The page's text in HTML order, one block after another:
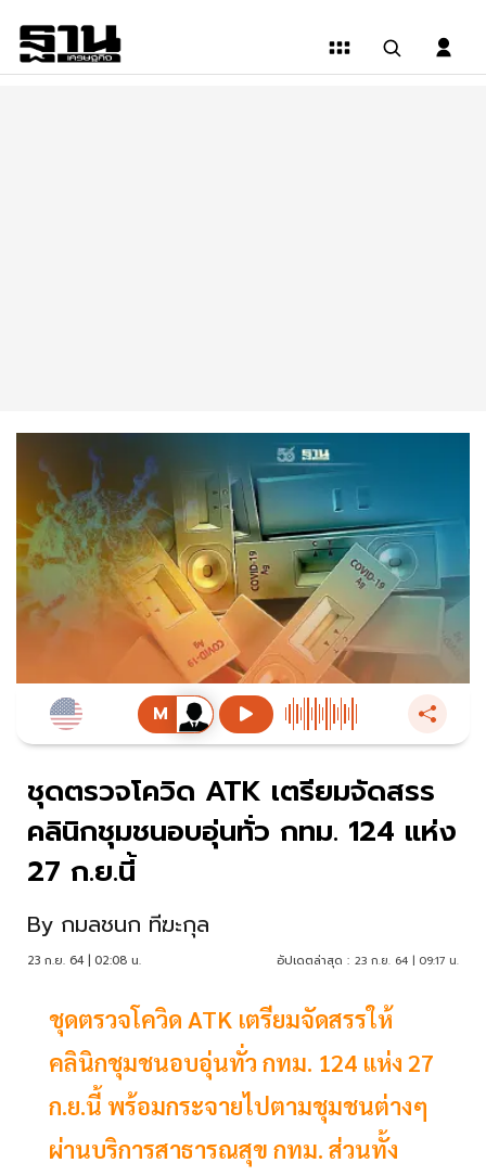
ชุดตรวจโควิด ATK เตรียมจัดสรร
คลินิกชุมชนอบอุ่นทั่ว กทม. 124 แห่ง
27 ก.ย.นี้
By กมลชนก ทีฆะกุล
23 ก.ย. 64 | 02:08 น. อัปเดตล่าสุด : 23 ก.ย. 64 | 09:17 น.
ชุดตรวจโควิด ATK เตรียมจัดสรรให้
คลินิกชุมชนอบอุ่นทั่ว กทม. 124 แห่ง 27
ก.ย.นี้ พร้อมกระจายไปตามชุมชนต่างๆ
ผ่านบริการสาธารณสุข กทม. ส่วนทั้ง